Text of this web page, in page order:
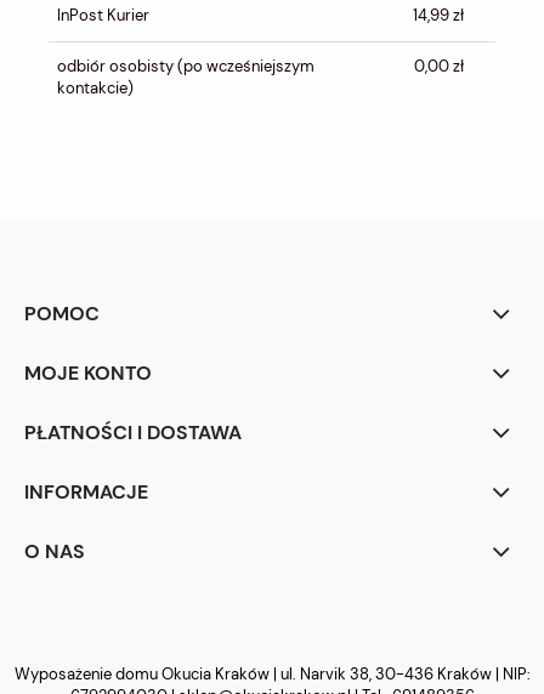
InPost Kurier 14,99 zł
odbiór osobisty(po wcześniejszym
kontakcie)
0,00 zł
POMOC
MOJE KONTO
PŁATNOŚCI I DOSTAWA
INFORMACJE
O NAS
Wyposażenie domu Okucia Kraków | ul. Narvik 38, 30-436 Kraków | NIP: